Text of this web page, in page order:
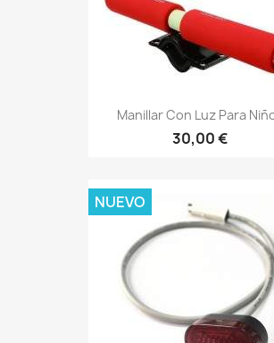
Manillar Con Luz Para
30,00 €
NUEVO